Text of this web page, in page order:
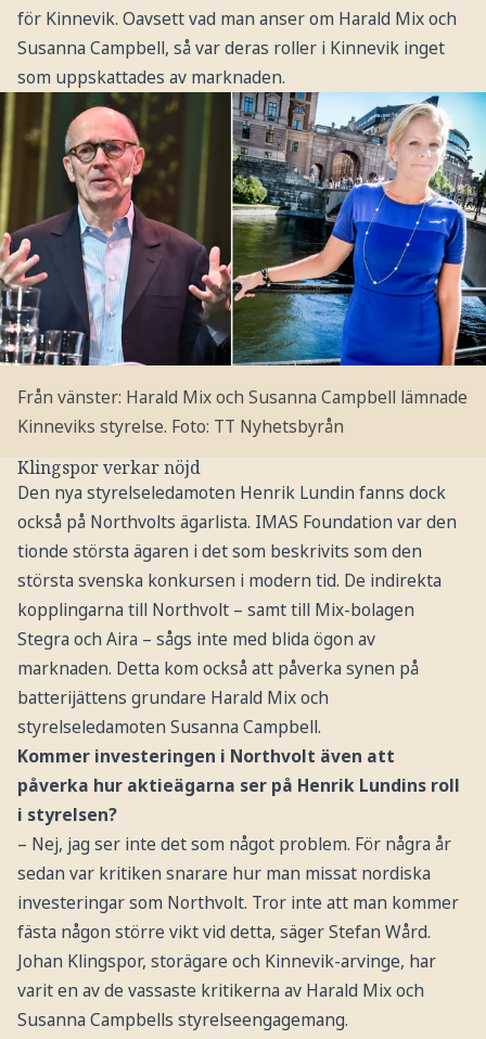
för Kinnevik. Oavsett vad man anser om Harald Mix och
Susanna Campbell, så var deras roller i Kinnevik inget
som uppskattades av marknaden.
Från vänster: Harald Mix och Susanna Campbell lämnade
Kinneviks styrelse. Foto: TT Nyhetsbyrån
Klingspor verkar nöjd
Den nya styrelseledamoten Henrik Lundin fanns dock
också på Northvolts ägarlista. IMAS Foundation var den
tionde största ägaren i det som beskrivits som den
största svenska konkursen i modern tid. De indirekta
kopplingarna till Northvolt – samt till Mix-bolagen
Stegra och Aira – sågs inte med blida ögon av
marknaden. Detta kom också att påverka synen på
batterijättens grundare Harald Mix och
styrelseledamoten Susanna Campbell.
Kommer investeringen i Northvolt även att
påverka hur aktieägarna ser på Henrik Lundins roll
i styrelsen?
– Nej, jag ser inte det som något problem. För några år
sedan var kritiken snarare hur man missat nordiska
investeringar som Northvolt. Tror inte att man kommer
fästa någon större vikt vid detta, säger Stefan Wård.
Johan Klingspor, storägare och Kinnevik-arvinge, har
varit en av de vassaste kritikerna av Harald Mix och
Susanna Campbells styrelseengagemang.